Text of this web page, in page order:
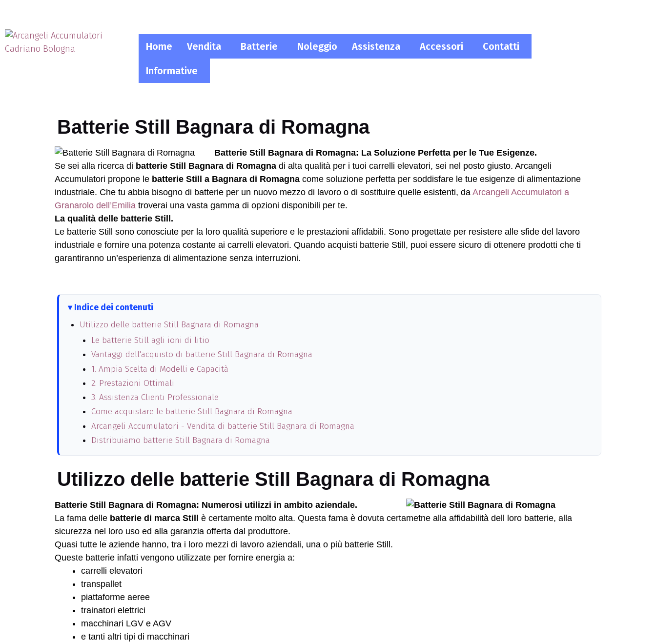
Home Vendita Batterie Noleggio Assistenza Accessori Contatti
Informative
Batterie Still Bagnara di Romagna
Batterie Still Bagnara di Romagna: La Soluzione Perfetta per le Tue Esigenze.
Se sei alla ricerca di batterie Still Bagnara di Romagna di alta qualità per i tuoi carrelli elevatori, sei nel posto giusto. Arcangeli
Accumulatori propone le batterie Still a Bagnara di Romagna come soluzione perfetta per soddisfare le tue esigenze di alimentazione
industriale. Che tu abbia bisogno di batterie per un nuovo mezzo di lavoro o di sostituire quelle esistenti, da Arcangeli Accumulatori a
Granarolo dell’Emilia troverai una vasta gamma di opzioni disponibili per te.
La qualità delle batterie Still.
Le batterie Still sono conosciute per la loro qualità superiore e le prestazioni affidabili. Sono progettate per resistere alle sfide del lavoro
industriale e fornire una potenza costante ai carrelli elevatori. Quando acquisti batterie Still, puoi essere sicuro di ottenere prodotti che ti
garantiranno un’esperienza di alimentazione senza interruzioni.
Indice dei contenuti
Utilizzo delle batterie Still Bagnara di Romagna
Le batterie Still agli ioni di litio
Vantaggi dell'acquisto di batterie Still Bagnara di Romagna
1. Ampia Scelta di Modelli e Capacità
2. Prestazioni Ottimali
3. Assistenza Clienti Professionale
Come acquistare le batterie Still Bagnara di Romagna
Arcangeli Accumulatori - Vendita di batterie Still Bagnara di Romagna
Distribuiamo batterie Still Bagnara di Romagna
Utilizzo delle batterie Still Bagnara di Romagna
Batterie Still Bagnara di Romagna: Numerosi utilizzi in ambito aziendale.
La fama delle batterie di marca Still è certamente molto alta. Questa fama è dovuta certametne alla affidabilità dell loro batterie, alla
sicurezza nel loro uso ed alla garanzia offerta dal produttore.
Quasi tutte le aziende hanno, tra i loro mezzi di lavoro aziendali, una o più batterie Still.
Queste batterie infatti vengono utilizzate per fornire energia a:
carrelli elevatori
transpallet
piattaforme aeree
trainatori elettrici
macchinari LGV e AGV
e tanti altri tipi di macchinari